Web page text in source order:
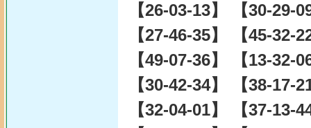
【26-03-13】 【30-29-
【27-46-35】 【45-32-
【49-07-36】 【13-32-
【30-42-34】 【38-17-
【32-04-01】 【37-13-